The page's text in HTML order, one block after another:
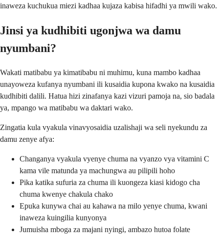
inaweza kuchukua miezi kadhaa kujaza kabisa hifadhi ya mwili wako.
Jinsi ya kudhibiti ugonjwa wa damu
nyumbani?
Wakati matibabu ya kimatibabu ni muhimu, kuna mambo kadhaa
unayoweza kufanya nyumbani ili kusaidia kupona kwako na kusaidia
kudhibiti dalili. Hatua hizi zinafanya kazi vizuri pamoja na, sio badala
ya, mpango wa matibabu wa daktari wako.
Zingatia kula vyakula vinavyosaidia uzalishaji wa seli nyekundu za
damu zenye afya:
Changanya vyakula vyenye chuma na vyanzo vya vitamini C
kama vile matunda ya machungwa au pilipili hoho
Pika katika sufuria za chuma ili kuongeza kiasi kidogo cha
chuma kwenye chakula chako
Epuka kunywa chai au kahawa na milo yenye chuma, kwani
inaweza kuingilia kunyonya
Jumuisha mboga za majani nyingi, ambazo hutoa folate